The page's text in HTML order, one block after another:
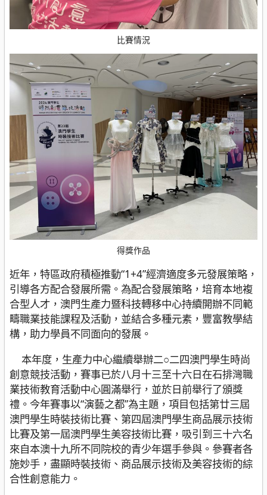
比賽情況
得獎作品
近年，特區政府積極推動“1+4”經濟適度多元發展策略，
引導各方配合發展所需。為配合發展策略，培育本地複
合型人才，澳門生產力暨科技轉移中心持續開辦不同範
疇職業技能課程及活動，並結合多種元素，豐富教學結
構，助力學員不同面向的發展。
本年度，生產力中心繼續舉辦二○二四澳門學生時尚
創意競技活動，賽事已於八月十三至十六日在石排灣職
業技術教育活動中心圓滿舉行，並於日前舉行了頒獎
禮。今年賽事以“演藝之都”為主題，項目包括第廿三屆
澳門學生時裝技術比賽、第四屆澳門學生商品展示技術
比賽及第一屆澳門學生美容技術比賽，吸引到三十六名
來自本澳十九所不同院校的青少年選手參與。參賽者各
施妙手，盡顯時裝技術、商品展示技術及美容技術的綜
合性創意能力。